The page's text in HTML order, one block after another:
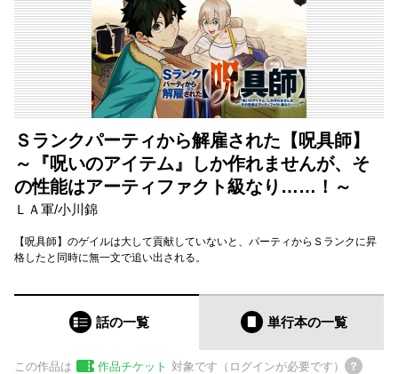
Ｓランクパーティから解雇された【呪具師】
～『呪いのアイテム』しか作れませんが、そ
の性能はアーティファクト級なり……！～
ＬＡ軍/小川錦
【呪具師】のゲイルは大して貢献していないと、パーティからＳランクに昇
格したと同時に無一文で追い出される。
話の一覧 単行本の一覧
この作品は 作品チケット 対象です（ログインが必要です）